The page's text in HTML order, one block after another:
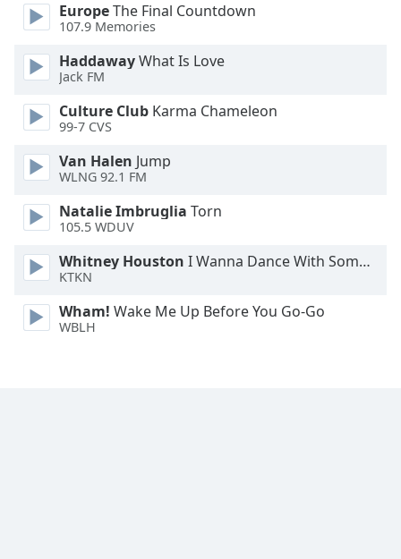
Font
Reset
Done
Modal
Dialog
dialog
EuropeThe Final Countdown
107.9 Memories
HaddawayWhat Is Love
Jack FM
Culture Club Karma Chameleon
99-7 CVS
Van Halen Jump
WLNG 92.1 FM
Natalie Imbruglia Torn
105.5 WDUV
Whitney Houston I Wanna Dance With Somebody
KTKN
Wham! Wake Me Up Before You Go-Go
WBLH